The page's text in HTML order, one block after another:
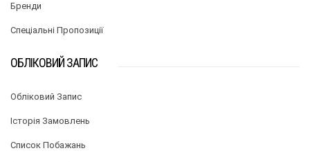
Бренди
Спеціальні Пропозиції
ОБЛІКОВИЙ ЗАПИС
Обліковий Запис
Історія Замовлень
Список Побажань